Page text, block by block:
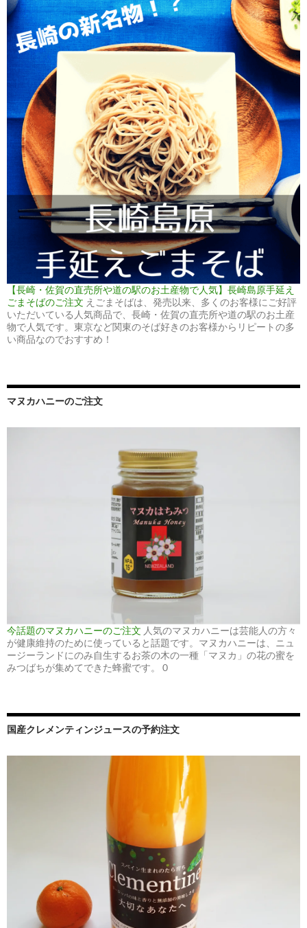
【長崎・佐賀の直売所や道の駅のお土産物で人気】長崎島原手延え
ごまそばのご注文 えごまそばは、発売以来、多くのお客様にご好評
いただいている人気商品で、長崎・佐賀の直売所や道の駅のお土産
物で人気です。東京など関東のそば好きのお客様からリピートの多
い商品なのでおすすめ！
マヌカハニーのご注文
今話題のマヌカハニーのご注文 人気のマヌカハニーは芸能人の方々
が健康維持のために使っていると話題です。マヌカハニーは、ニュ
ージーランドにのみ自生するお茶の木の一種「マヌカ」の花の蜜を
みつばちが集めてできた蜂蜜です。 0
国産クレメンティンジュースの予約注文